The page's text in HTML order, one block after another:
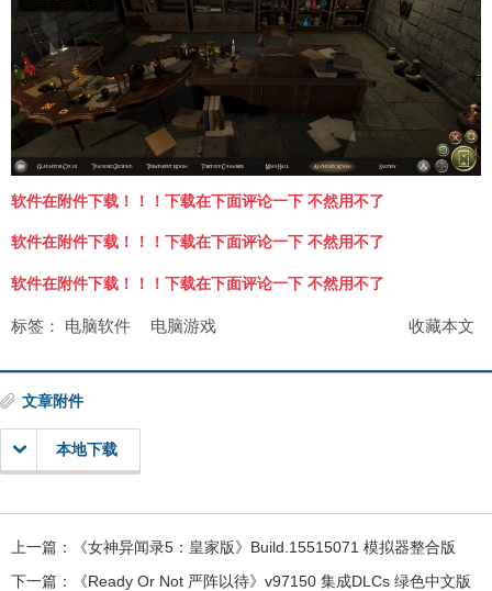
软件在附件下载！！！下载在下面评论一下 不然用不了
软件在附件下载！！！下载在下面评论一下 不然用不了
软件在附件下载！！！下载在下面评论一下 不然用不了
收藏本文
标签： 电脑软件 电脑游戏
文章附件
本地下载
上一篇：
《女神异闻录5：皇家版》Build.15515071 模拟器整合版
下一篇：
《Ready Or Not 严阵以待》v97150 集成DLCs 绿色中文版